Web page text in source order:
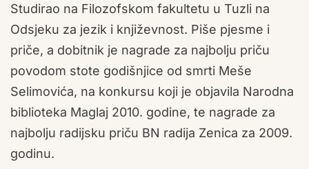
Studirao na Filozofskom fakultetu u Tuzli na
Odsjeku za jezik i književnost. Piše pjesme i
priče, a dobitnik je nagrade za najbolju priču
povodom stote godišnjice od smrti Meše
Selimovića, na konkursu koji je objavila Narodna
biblioteka Maglaj 2010. godine, te nagrade za
najbolju radijsku priču BN radija Zenica za 2009.
godinu.